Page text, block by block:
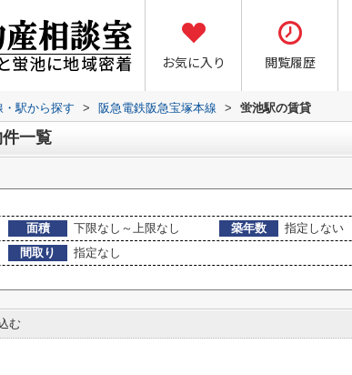
お気に入り 閲覧履歴
・駅から探す > 阪急電鉄阪急宝塚本線 > 蛍池駅の賃貸
一覧
面積 下限なし～上限なし 築年数
指定しない
間取り
指定なし
む